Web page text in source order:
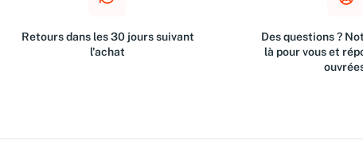
Retours dans les 30 jours suivant
l'achat
Des questions ?
là pour vous et